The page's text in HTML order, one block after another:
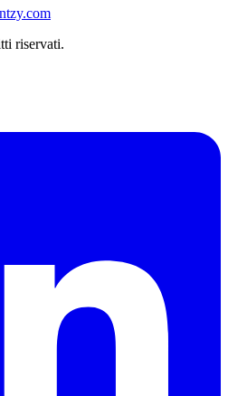
riservati.